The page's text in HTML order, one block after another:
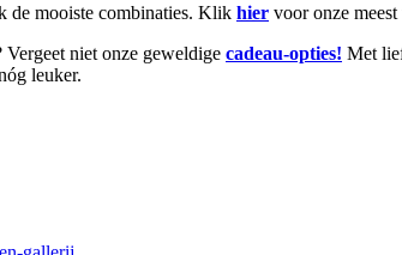
de mooiste combinaties. Klik hier voor onze
niet onze geweldige cadeau-opties! Met
leuker.